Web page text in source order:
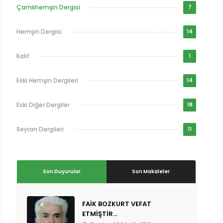
Çamlıhemşin Dergisi 7
Hemşin Dergisi 14
Kalif 1
Eski Hemşin Dergileri 14
Eski Diğer Dergiler 18
Seyran Dergileri 11
Son Duyurular Son Makaleler
FAİK BOZKURT VEFAT
ETMİŞTİR...